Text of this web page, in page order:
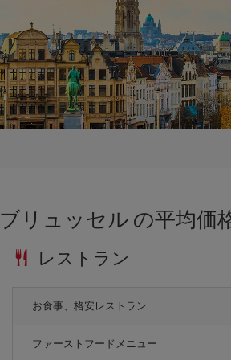
ブリュッセル の平均価
レストラン
お食事、格安レストラン
ファーストフードメニュー